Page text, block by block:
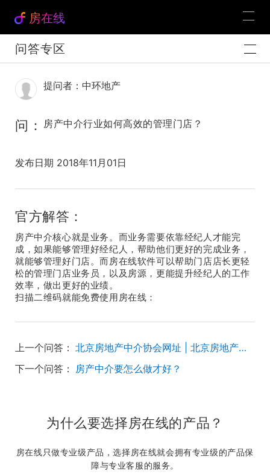
房在线
问答专区
提问者：中环地产
问： 房产中介行业如何高效的管理门店？
发布日期 2018年11月01日
官方解答：
房产中介核心就是业务。而业务需要依靠经纪人才能完
成，如果能够管理好经纪人，帮助他们更好的完成业务，
就能够管理好门店。而房在线软件可以帮助门店店长更轻
松的管理门店业务员，以及房源，更能提升经纪人的工作
效率，做出更好的业绩。
扫描二维码就能免费使用房在线：
上一个问答：
北京房地产中介协会网址 | 北京房地产中介协会电话 | 北京房地产中介协会地址
下一个问答： 房产中介要怎么做才好？
为什么要选择房在线的产品？
房在线只做专业级产品，选择房在线就会拥有专业级的产品保
障与专业客服的服务。